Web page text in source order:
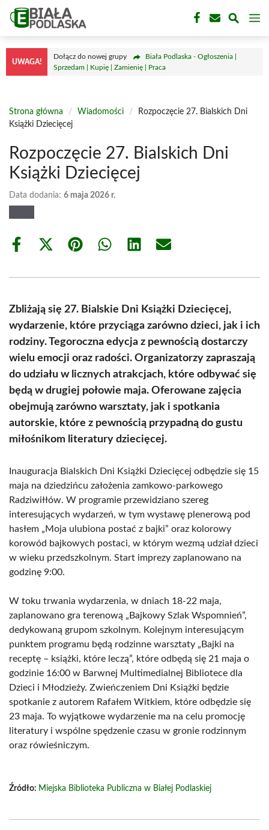
Przejdź
treści
UWAGA!
Dołącz do nowej grupy
Biała Podlaska - Ogłoszenia |
Sprzedam | Kupię | Zamienię | Praca
Strona główna / Wiadomości /
Rozpoczęcie 27. Bialskich Dni
Książki Dziecięcej
Rozpoczęcie 27. Bialskich Dni
Książki Dziecięcej
Data dodania: 6 maja 2026 r.
Share
Share
(Twitter)
Share Share Share Share
Zbliżają się 27. Bialskie Dni Książki Dziecięcej,
wydarzenie, które przyciąga zarówno dzieci, jak i ich
rodziny. Tegoroczna edycja z pewnością dostarczy
wielu emocji oraz radości. Organizatorzy zapraszają
do udziału w licznych atrakcjach, które odbywać się
będą w drugiej połowie maja. Oferowane zajęcia
obejmują zarówno warsztaty, jak i spotkania
autorskie, które z pewnością przypadną do gustu
miłośnikom literatury dziecięcej.
Inauguracja Bialskich Dni Książki Dziecięcej odbędzie się 15
maja na dziedzińcu założenia zamkowo-parkowego
Radziwiłłów. W programie przewidziano szereg
interesujących wydarzeń, w tym wystawę plenerową pod
hasłem „Moja ulubiona postać z bajki” oraz kolorowy
korowód bajkowych postaci, w którym wezmą udział dzieci
w wieku przedszkolnym. Start imprezy zaplanowano na
godzinę 9:00.
W toku trwania wydarzenia, w dniach 18-22 maja,
zaplanowano gra terenową „Bajkowy Szlak Wspomnień”,
dedykowaną grupom szkolnym. Kolejnym interesującym
punktem programu będą rodzinne warsztaty „Bajki na
receptę – książki, które leczą”, które odbędą się 21 maja o
godzinie 16:00 w Barwnej Multimedialnej Bibliotece dla
Dzieci i Młodzieży. Zwieńczeniem Dni Książki będzie
spotkanie z autorem Rafałem Witkiem, które odbędzie się
23 maja. To wyjątkowe wydarzenie ma na celu promocję
literatury i wspólne spędzenie czasu w gronie rodzinnym
oraz rówieśniczym.
Źródło: Miejska Biblioteka Publiczna w Białej Podlaskiej